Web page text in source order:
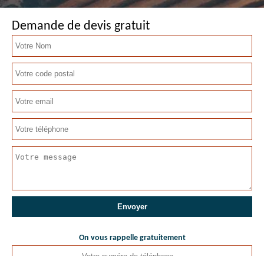
Demande de devis gratuit
On vous rappelle gratuitement